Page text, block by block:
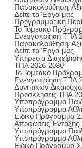
Παρακολούθηση,
Δείτε τα Έργα μας
Προγραμματική
Το Τομεακό
Ενεργοποίηση ΤΠΑ
Παρακολούθηση,
Δείτε τα Έργα μας
Υπηρεσία
ΤΠΑ 2026-2030
Το Τομεακό
Ενεργοποίηση ΤΠΑ
Δυνητικών
Προσκλήσεις ΤΠΑ
Υποπρόγραμμα
Υποπρόγραμμα
Ειδικό Πρόγραμμα
Αποφάσεις
Υποπρόγραμμα
Υποπρόγραμμα
Ειδικό Πρόγραμμα